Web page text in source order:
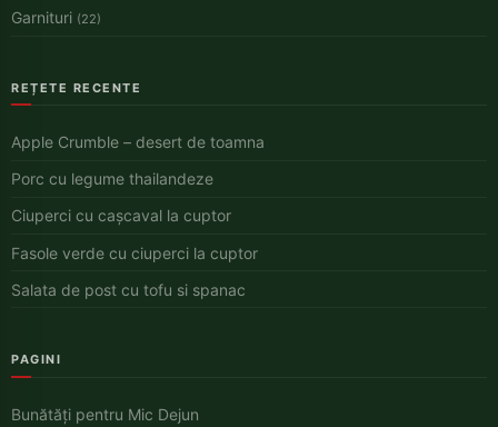
Garnituri (22)
REȚETE RECENTE
Apple Crumble – desert de toamna
Porc cu legume thailandeze
Ciuperci cu cașcaval la cuptor
Fasole verde cu ciuperci la cuptor
Salata de post cu tofu si spanac
PAGINI
Bunătăți pentru Mic Dejun